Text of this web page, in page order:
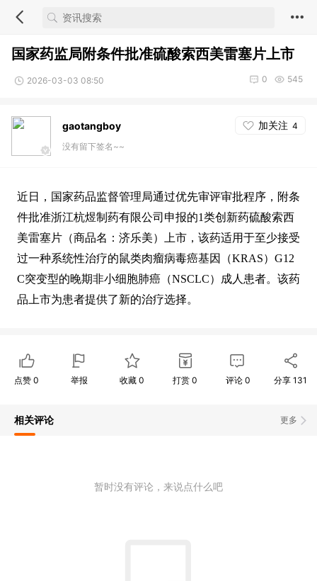
国家药监局附条件批准硫酸索西美雷塞片上市
2026-03-03 08:50 545
0
gaotangboy 加关注 4
没有留下签名~~
近日，国家药品监督管理局通过优先审评审批程序，附条
件批准浙江杭煜制药有限公司申报的1类创新药硫酸索西
美雷塞片（商品名：济乐美）上市，该药适用于至少接受
过一种系统性治疗的鼠类肉瘤病毒癌基因（KRAS）G12
C突变型的晚期非小细胞肺癌（NSCLC）成人患者。该药
品上市为患者提供了新的治疗选择。
点赞 0 举报 收藏0 打赏 0 评论 0 分享131
更多
相关评论
暂时没有评论，来说点什么吧